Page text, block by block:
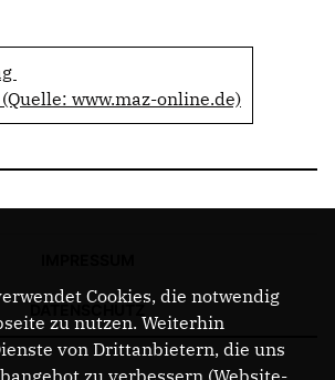
www.maz-online.de)
Cookies, die notwendig
zu nutzen. Weiterhin
von Drittanbietern, die uns
zu verbessern (Website-